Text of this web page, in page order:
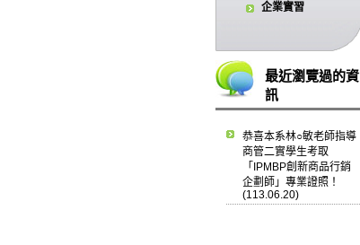
企業實習
最近瀏覽過的資
訊
恭喜本系林○敏老師指導
商管二實學生考取
「IPMBP創新商品行銷
企劃師」專業證照！
(113.06.20)